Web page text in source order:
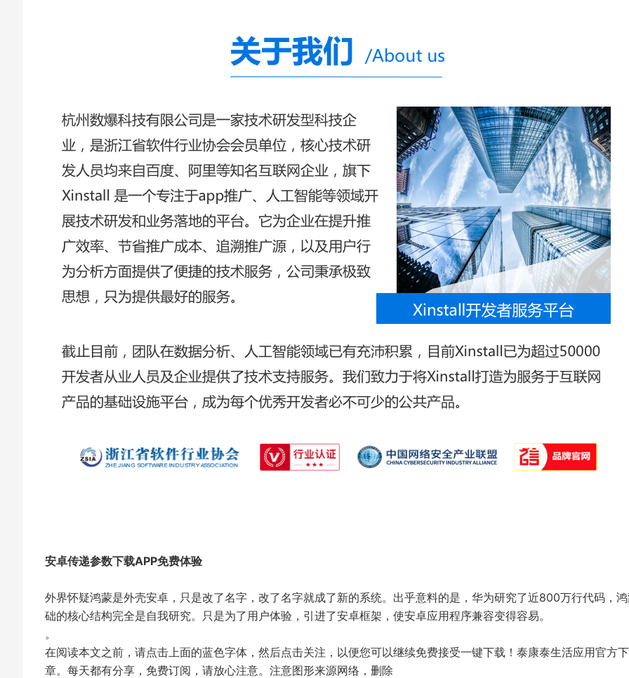
安卓传递参数下载APP免费体验
外界怀疑鸿蒙是外壳安卓，只是改了名字，改了名字就成了新的系统。出乎意料的是，华为研究了近800万行代码，
础的核心结构完全是自我研究。只是为了用户体验，引进了安卓框架，使安卓应用程序兼容变得容易。
。
在阅读本文之前，请点击上面的蓝色字体，然后点击关注，以便您可以继续免费接受一键下载！泰康泰生活应用官方
章。每天都有分享，免费订阅，请放心注意。注意图形来源网络，删除